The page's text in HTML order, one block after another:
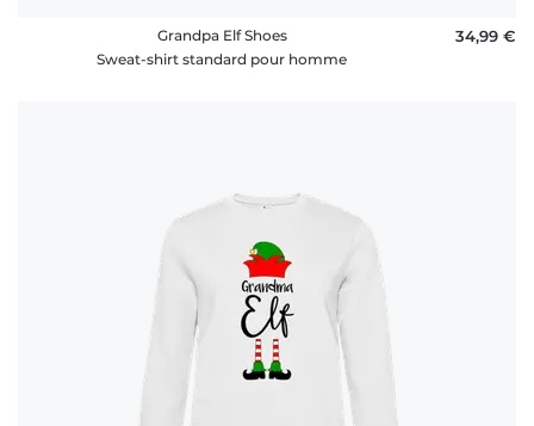
Grandpa Elf Shoes
Sweat-shirt standard pour homme
34,99 €